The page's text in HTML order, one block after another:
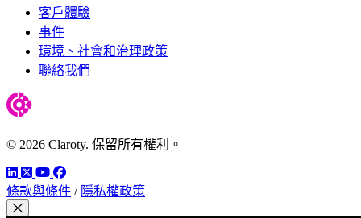
客戶體驗
事件
環境、社會和治理政策
聯絡我們
© 2026 Claroty. 保留所有權利。
LinkedIn
TwitterYouTube
Facebook
條款與條件 / 隱私權政策